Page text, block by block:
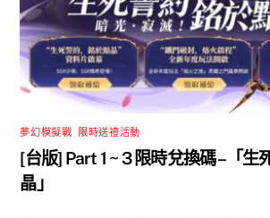
夢幻模擬戰 限時送禮活動
[台版] Part 1 ~ 3 限時兌換碼 –「生
晶」